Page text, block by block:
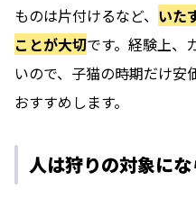
ものは片付けるなど、 いた
ことが大切です。経験上、
いので、子猫の時期だけ安
おすすめします。
人は狩りの対象に